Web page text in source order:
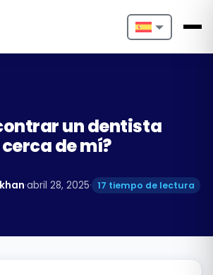
Nederlands
Français
Português
un dentista
de mí?
·abril 28, 2025· 17 tiempo de lectura